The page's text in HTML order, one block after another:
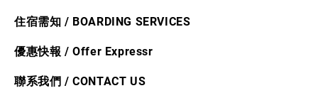
住宿需知 / BOARDING SERVICES
優惠快報 /Offer Expressr
聯系我們 / CONTACT US